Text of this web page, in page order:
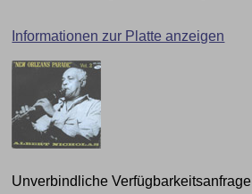
Informationen zur Platte anzeigen
Unverbindliche Verfügbarkeitsanfrage